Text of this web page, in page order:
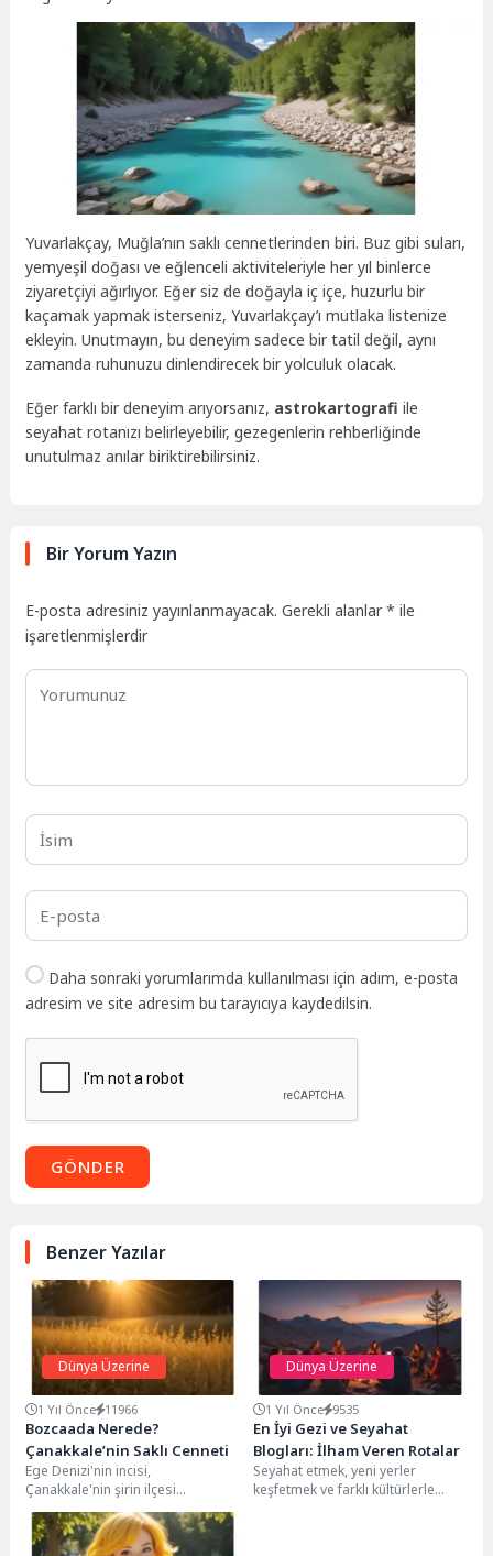
Yuvarlakçay, Muğla’nın saklı cennetlerinden biri. Buz gibi suları,
yemyeşil doğası ve eğlenceli aktiviteleriyle her yıl binlerce
ziyaretçiyi ağırlıyor. Eğer siz de doğayla iç içe, huzurlu bir
kaçamak yapmak isterseniz, Yuvarlakçay’ı mutlaka listenize
ekleyin. Unutmayın, bu deneyim sadece bir tatil değil, aynı
zamanda ruhunuzu dinlendirecek bir yolculuk olacak.
Eğer farklı bir deneyim arıyorsanız, astrokartografi ile
seyahat rotanızı belirleyebilir, gezegenlerin rehberliğinde
unutulmaz anılar biriktirebilirsiniz.
Bir Yorum Yazın
E-posta adresiniz yayınlanmayacak. Gerekli alanlar* ile
işaretlenmişlerdir
Daha sonraki yorumlarımda kullanılması için adım, e-posta
adresim ve site adresim bu tarayıcıya kaydedilsin.
GÖNDER
Benzer Yazılar
Dünya Üzerine
1 Yıl Önce 11966
Bozcaada Nerede?
Çanakkale’nin Saklı Cenneti
Ege Denizi'nin incisi,
Çanakkale'nin şirin ilçesi
Bozcaada... Şehir hayatının
karmaşasından, gürültüsünden
uzaklaşmak isteyenler için adeta...
Dünya Üzerine
1 Yıl Önce 9535
En İyi Gezi ve Seyahat
Blogları: İlham Veren Rotalar
Seyahat etmek, yeni yerler
keşfetmek ve farklı kültürlerle